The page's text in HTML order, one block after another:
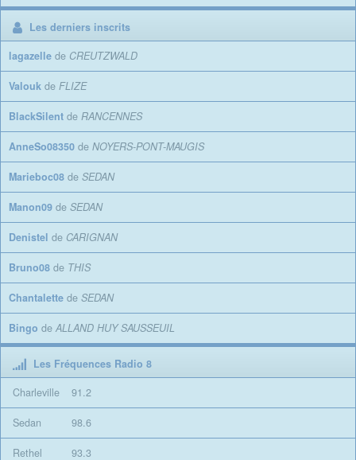
Les derniers inscrits
lagazelle de CREUTZWALD
Valouk de FLIZE
BlackSilent de RANCENNES
AnneSo08350 de NOYERS-PONT-MAUGIS
Marieboc08 de SEDAN
Manon09 de SEDAN
Denistel de CARIGNAN
Bruno08 de THIS
Chantalette de SEDAN
Bingo de ALLAND HUY SAUSSEUIL
Les Fréquences Radio 8
Charleville
91.2
Sedan 98.6
Rethel 93.3